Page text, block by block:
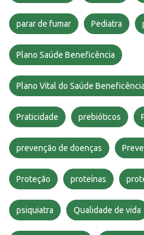
parar de fumar Pediatra
Plano Saúde Beneficência
Plano Vital do Saúde Beneficência
Praticidade prebióticos
prevenção de doenças
Proteção proteínas
psiquiatra Qualidade de vida